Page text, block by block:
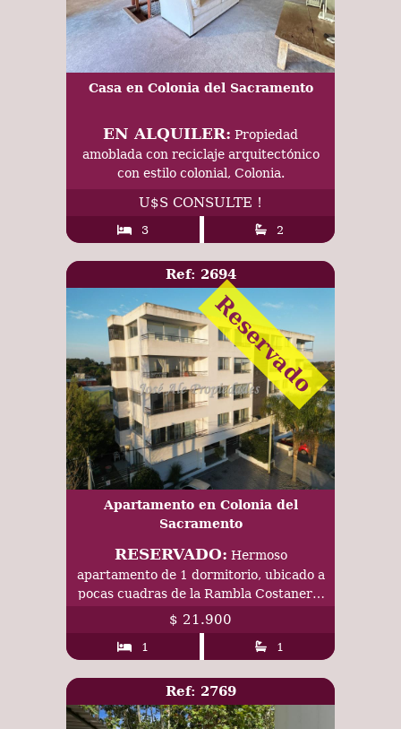
Casa en Colonia del Sacramento
EN ALQUILER: Propiedad
amoblada con reciclaje arquitectónico
con estilo colonial, Colonia.
U$S CONSULTE !
3 2
Ref: 2694
Reservado
Apartamento en Colonia del
Sacramento
RESERVADO:
apartamento de 1 dormitorio, ubicado a
pocas cuadras de la Rambla Costanera,
Colonia
$ 21.900
1 1
Ref: 2769